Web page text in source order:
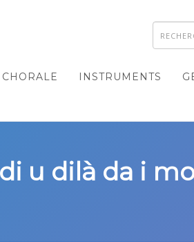
CHORALE INSTRUMENTS
u dilà da i